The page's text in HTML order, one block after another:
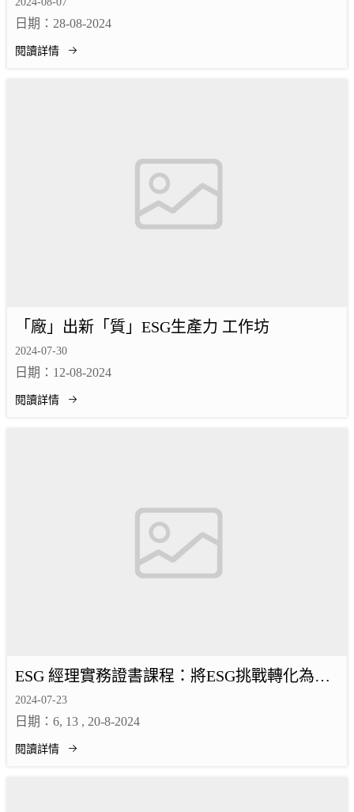
日期：28-08-2024
閱讀詳情
「廠」出新「質」ESG生產力 工作坊
2024-07-30
日期：12-08-2024
閱讀詳情
ESG 經理實務證書課程：將ESG挑戰轉化為業
務增長的執行指南(第三期)
2024-07-23
日期：6, 13 , 20-8-2024
閱讀詳情